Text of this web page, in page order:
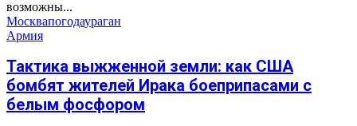
возможны...
Москвапогодаураган
Армия
Тактика выжженной земли: как США
бомбят жителей Ирака боеприпасами с
белым фосфором